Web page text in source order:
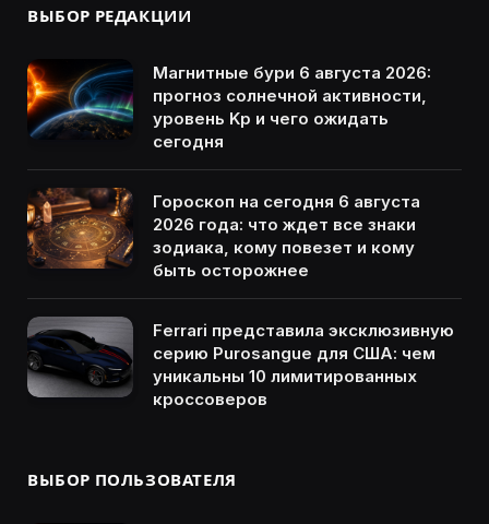
ВЫБОР РЕДАКЦИИ
Магнитные бури 6 августа 2026:
прогноз солнечной активности,
уровень Kp и чего ожидать
сегодня
Гороскоп на сегодня 6 августа
2026 года: что ждет все знаки
зодиака, кому повезет и кому
быть осторожнее
Ferrari представила эксклюзивную
серию Purosangue для США: чем
уникальны 10 лимитированных
кроссоверов
ВЫБОР ПОЛЬЗОВАТЕЛЯ